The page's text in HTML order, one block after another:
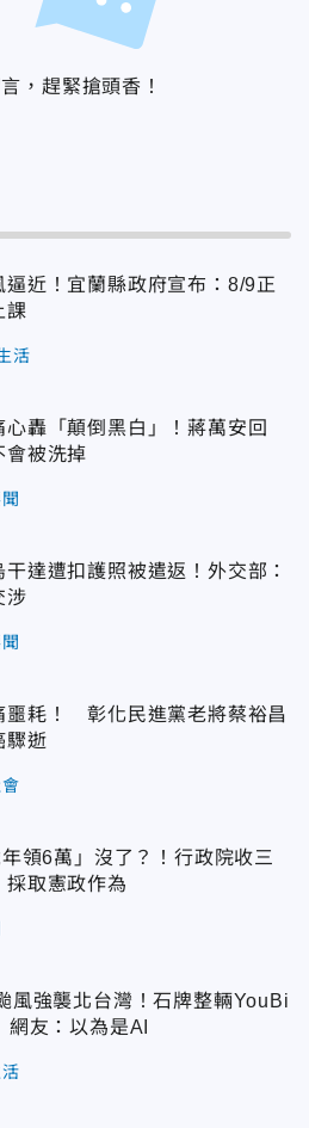
，趕緊搶頭香！
逼近！宜蘭縣政府宣布：8/9正
課
活
心轟「顛倒黑白」！蔣萬安回
會被洗掉
干達遭扣護照被遣返！外交部：
涉
噩耗！ 彰化民進黨老將蔡裕昌
驟逝
年領6萬」沒了？！行政院收三
採取憲政作為
風強襲北台灣！石牌整輛YouBi
友：以為是AI